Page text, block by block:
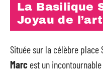
La Basilique
Joyau de
Située sur la célèbre place
Marc est un